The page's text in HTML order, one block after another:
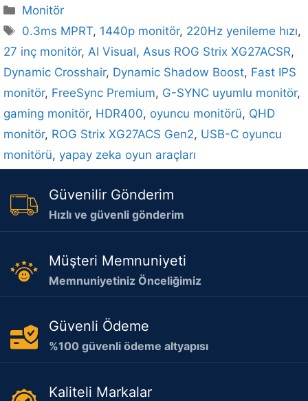
Kategoriler
Monitör
Etiketler
0.3ms MPRT, 1440p monitör, 220Hz yenileme hızı,
27 inç monitör, AI Visual, Asus ROG Strix XG27ACSR,
Dynamic Crosshair, Dynamic Shadow Boost, Fast IPS
monitör, FreeSync Premium, G-SYNC uyumlu monitör,
gaming monitör, HDR400, oyuncu monitörü, QHD
monitör, ROG Strix XG27ACS Gen2, USB-C oyuncu
monitörü, yapay zeka oyun araçları
Güvenilir Gönderim
Hızlı ve güvenli gönderim
Müşteri Memnuniyeti
Memnuniyetiniz Önceliğimiz
Güvenli Ödeme
%100 güvenli ödeme altyapısı
Kaliteli Markalar